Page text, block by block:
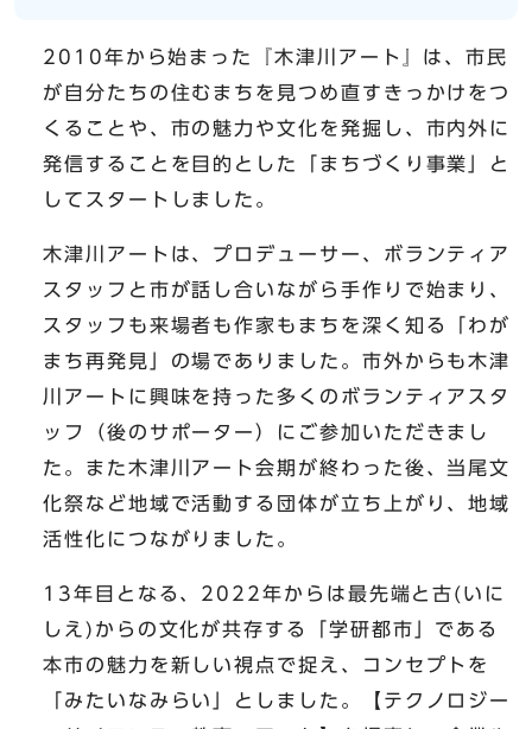
2010年から始まった『木津川アート』は、市民
が自分たちの住むまちを見つめ直すきっかけをつ
くることや、市の魅力や文化を発掘し、市内外に
発信することを目的とした「まちづくり事業」と
してスタートしました。
木津川アートは、プロデューサー、ボランティア
スタッフと市が話し合いながら手作りで始まり、
スタッフも来場者も作家もまちを深く知る「わが
まち再発見」の場でありました。市外からも木津
川アートに興味を持った多くのボランティアスタ
ッフ（後のサポーター）にご参加いただきまし
た。また木津川アート会期が終わった後、当尾文
化祭など地域で活動する団体が立ち上がり、地域
活性化につながりました。
13年目となる、2022年からは最先端と古(いに
しえ)からの文化が共存する「学研都市」である
本市の魅力を新しい視点で捉え、コンセプトを
「みたいなみらい」としました。【テクノロジー